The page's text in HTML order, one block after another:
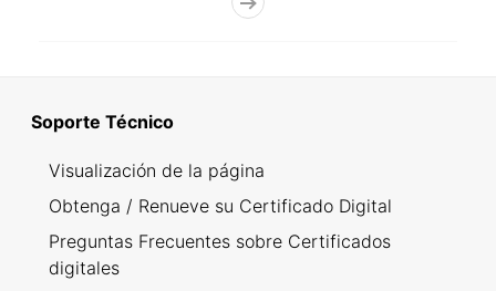
Soporte Técnico
Visualización de la página
Obtenga / Renueve su Certificado Digital
Preguntas Frecuentes sobre Certificados
digitales